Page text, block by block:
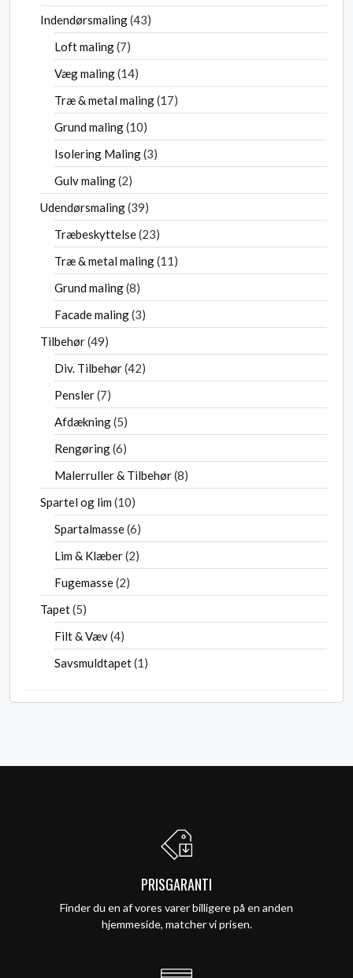
Indendørsmaling 43
Loft maling 7
Væg maling 14
Træ & metal maling 17
Grund maling 10
Isolering Maling 3
Gulv maling 2
Udendørsmaling 39
Træbeskyttelse 23
Træ & metal maling 11
Grund maling 8
Facade maling 3
Tilbehør 49
Div. Tilbehør 42
Pensler 7
Afdækning 5
Rengøring 6
Malerruller & Tilbehør 8
Spartel og lim 10
Spartalmasse 6
Lim & Klæber 2
Fugemasse 2
Tapet 5
Filt & Væv 4
Savsmuldtapet 1
PRISGARANTI
Finder du en af vores varer billigere på en anden
hjemmeside, matcher vi prisen.